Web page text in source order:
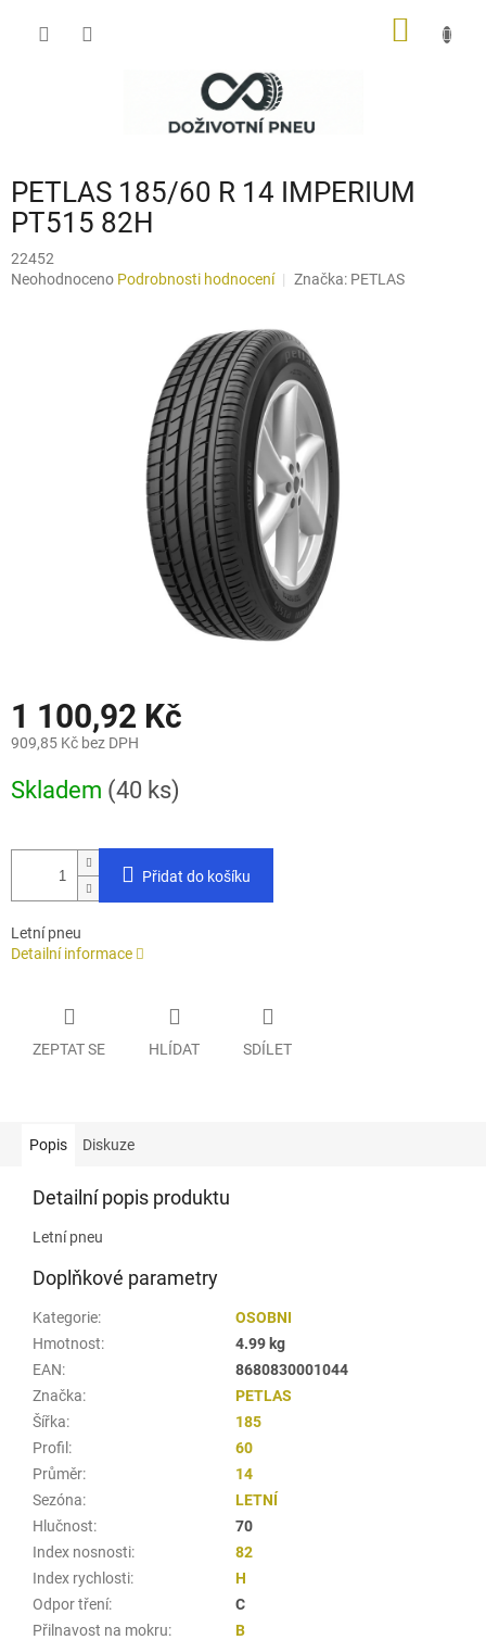
PETLAS 185/60 R 14 IMPERIUM
PT515 82H
22452
Průměrné
Neohodnoceno Podrobnosti hodnocení Značka: PETLAS
1 100,92 Kč
909,85 Kč bez DPH
cena:
Skladem (40 ks)
Přidat do košíku
Letní pneu
Detailní informace
ZEPTAT SE HLÍDAT SDÍLET
Popis Diskuze
Detailní popis produktu
Letní pneu
Doplňkové parametry
Kategorie:
OSOBNI
Hmotnost:
4.99 kg
EAN:
8680830001044
Značka:
PETLAS
Šířka:
185
Profil :
60
Průměr:
14
Sezóna:
LETNÍ
Hlučnost:
70
Index nosnosti:
82
Index rychlosti:
H
Odpor tření:
C
Přilnavost na mokru:
B